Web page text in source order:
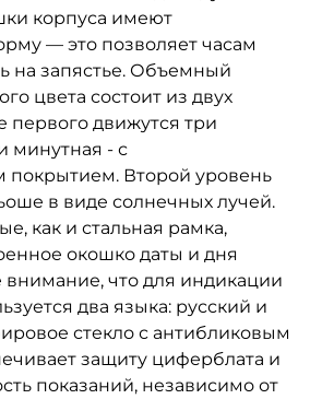
корпуса имеют
— это позволяет часам
на запястье. Объемный
цвета состоит из двух
первого движутся три
минутная - с
Второй уровень
в виде солнечных лучей.
как и стальная рамка,
окошко даты и дня
внимание, что для индикации
два языка: русский и
стекло с антибликовым
защиту циферблата и
показаний, независимо от